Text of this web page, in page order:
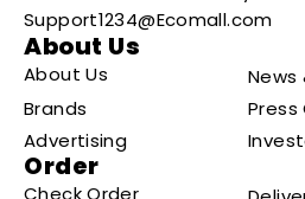
Support1234@Ecomall.com
About Us
About Us
News
Brands
Advertising
Order
Check Order